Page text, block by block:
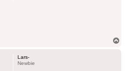
Lars-
Newbie